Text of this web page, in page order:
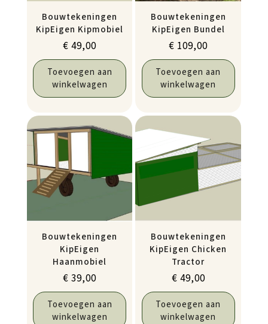
Bouwtekeningen
KipEigen Kipmobiel
€ 49,00
Toevoegen aan
winkelwagen
Bouwtekeningen
KipEigen Bundel
€ 109,00
Toevoegen aan
winkelwagen
Bouwtekeningen
KipEigen
Haanmobiel
€ 39,00
Toevoegen aan
winkelwagen
Bouwtekeningen
KipEigen Chicken
Tractor
€ 49,00
Toevoegen aan
winkelwagen